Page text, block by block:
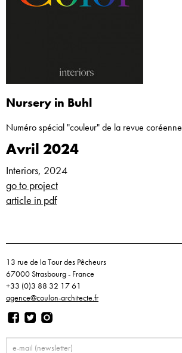
Nursery in Buhl
Numéro spécial "couleur" de la revue coréenne
Avril 2024
Interiors, 2024
go to project
article in pdf
13 rue de la Tour des Pêcheurs
67000 Strasbourg - France
+33 (0)3 88 32 17 61
agence@coulon-architecte.fr